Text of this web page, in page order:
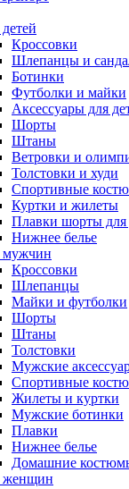
Кроссовки
Шлепанцы и
Ботинки
Футболки и майки
Аксессуары для
Шорты
Штаны
Ветровки и
Толстовки и худи
Спортивные
Куртки и жилеты
Плавки шорты для
Нижнее белье
мужчин
Кроссовки
Шлепанцы
Майки и футболки
Шорты
Штаны
Толстовки
Мужские
Спортивные
Жилеты и куртки
Мужские ботинки
Плавки
Нижнее белье
Домашние
женщин